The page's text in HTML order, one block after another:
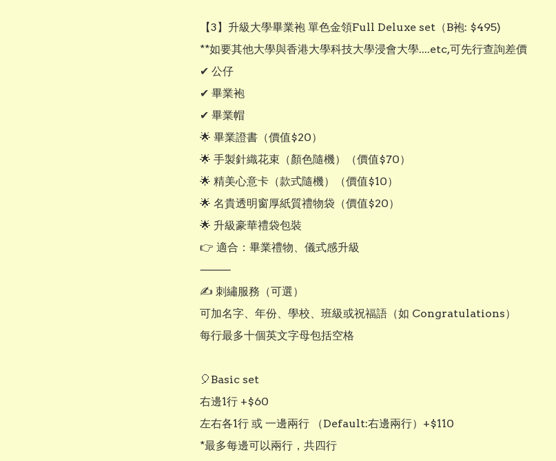
【3】升級大學畢業袍 單色金領Full Deluxe set（B袍: $495)
**如要其他大學與香港大學科技大學浸會大學....etc,可先行查詢差價
✔ 公仔
✔ 畢業袍
✔ 畢業帽
🌟 畢業證書（價值$20）
🌟 手製針織花束（顏色隨機）（價值$70）
🌟 精美心意卡（款式隨機）（價值$10）
🌟 名貴透明窗厚紙質禮物袋（價值$20）
🌟 升級豪華禮袋包裝
👉 適合：畢業禮物、儀式感升級
⸻
✍️ 刺繡服務（可選）
可加名字、年份、學校、班級或祝福語（如 Congratulations）
每行最多十個英文字母包括空格
🎈Basic set
右邊1行 +$60
左右各1行 或 一邊兩行 （Default:右邊兩行）+$110
*最多每邊可以兩行，共四行